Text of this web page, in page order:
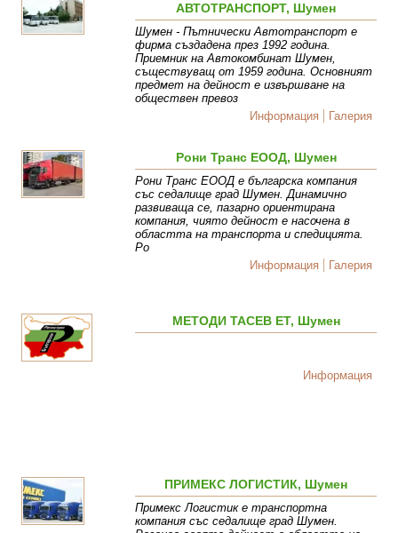
АВТОТРАНСПОРТ, Шумен
Шумен - Пътнически Автотранспорт е
фирма създадена през 1992 година.
Приемник на Автокомбинат Шумен,
съществуващ от 1959 година. Основният
предмет на дейност е извършване на
обществен превоз
Информация
Галерия
Рони Транс ЕООД, Шумен
Рони Транс ЕООД е българска компания
със седалище град Шумен. Динамично
развиваща се, пазарно ориентирана
компания, чиято дейност е насочена в
областта на транспорта и спедицията.
Ро
Информация
Галерия
МЕТОДИ ТАСЕВ ЕТ, Шумен
Информация
ПРИМЕКС ЛОГИСТИК, Шумен
Примекс Логистик е транспортна
компания със седалище град Шумен.